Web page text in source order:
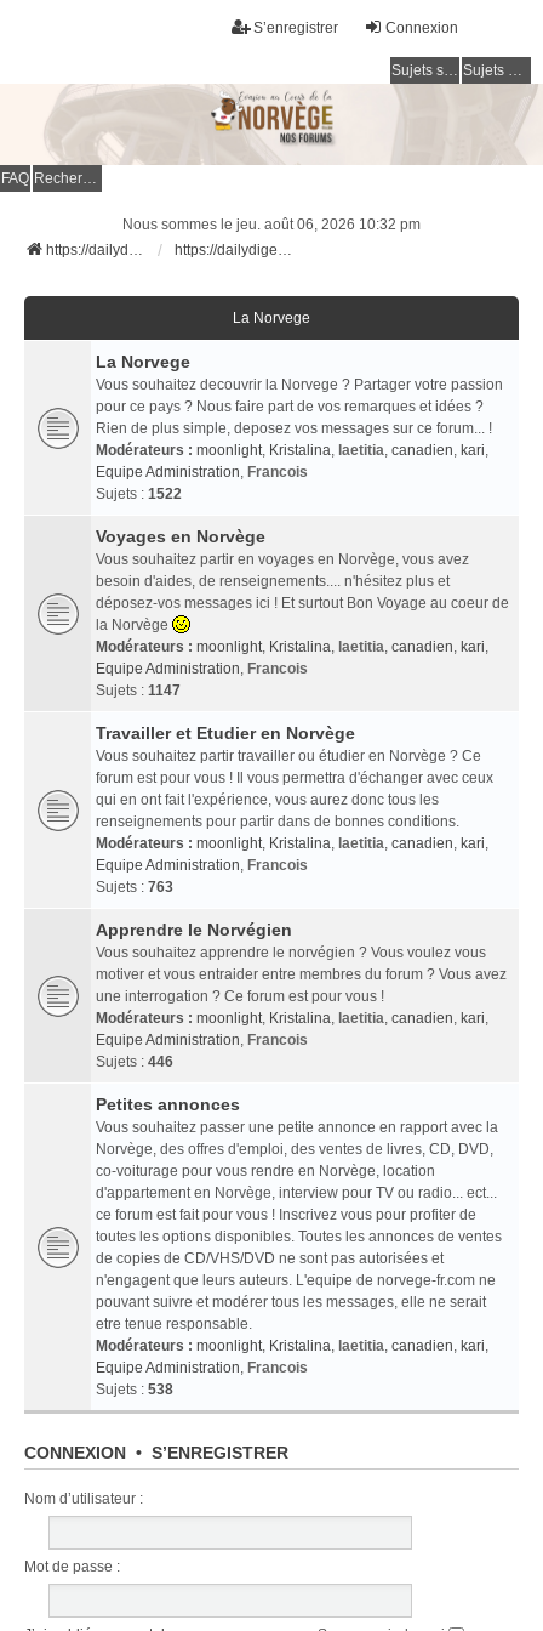
Connexion
S’enregistrer
Sujets sans réponse Sujets actifs
FAQ Rechercher
Nous sommes le jeu. août 06, 2026 10:32 pm
https://dailydigesthub.com
https://dailydigesthub.com
La Norvege
La Norvege
Vous souhaitez decouvrir la Norvege ? Partager votre passion
pour ce pays ? Nous faire part de vos remarques et idées ?
Rien de plus simple, deposez vos messages sur ce forum... !
Modérateurs : moonlight, Kristalina, laetitia, canadien, kari,
Equipe Administration, Francois
Sujets : 1522
Voyages en Norvège
Vous souhaitez partir en voyages en Norvège, vous avez
besoin d'aides, de renseignements.... n'hésitez plus et
déposez-vos messages ici ! Et surtout Bon Voyage au coeur de
la Norvège
Modérateurs : moonlight, Kristalina, laetitia, canadien, kari,
Equipe Administration, Francois
Sujets : 1147
Travailler et Etudier en Norvège
Vous souhaitez partir travailler ou étudier en Norvège ? Ce
forum est pour vous ! Il vous permettra d'échanger avec ceux
qui en ont fait l'expérience, vous aurez donc tous les
renseignements pour partir dans de bonnes conditions.
Modérateurs : moonlight, Kristalina, laetitia, canadien, kari,
Equipe Administration, Francois
Sujets : 763
Apprendre le Norvégien
Vous souhaitez apprendre le norvégien ? Vous voulez vous
motiver et vous entraider entre membres du forum ? Vous avez
une interrogation ? Ce forum est pour vous !
Modérateurs : moonlight, Kristalina, laetitia, canadien, kari,
Equipe Administration, Francois
Sujets : 446
Petites annonces
Vous souhaitez passer une petite annonce en rapport avec la
Norvège, des offres d'emploi, des ventes de livres, CD, DVD,
co-voiturage pour vous rendre en Norvège, location
d'appartement en Norvège, interview pour TV ou radio... ect...
ce forum est fait pour vous ! Inscrivez vous pour profiter de
toutes les options disponibles. Toutes les annonces de ventes
de copies de CD/VHS/DVD ne sont pas autorisées et
n'engagent que leurs auteurs. L'equipe de norvege-fr.com ne
pouvant suivre et modérer tous les messages, elle ne serait
etre tenue responsable.
Modérateurs : moonlight, Kristalina, laetitia, canadien, kari,
Equipe Administration, Francois
Sujets : 538
CONNEXION • S’ENREGISTRER
Nom d’utilisateur :
Mot de passe :